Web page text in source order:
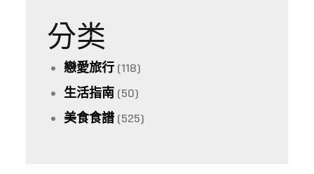
分类
戀愛旅行 (118)
生活指南 (50)
美食食譜 (525)